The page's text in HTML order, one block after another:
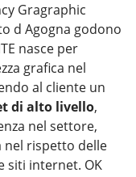
Gragraphic
d Agogna godono
nasce per
grafica nel
al cliente un
di alto livello,
nel settore,
nel rispetto delle
siti internet. OK